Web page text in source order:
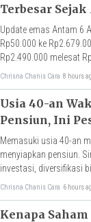
Terbesar Sejak
Update emas Antam 6
Rp50.000 ke
Rp2.490.000 melesat
Rp189.000 tersempit
Chrisna Chanis Cara 8 hours
Usia 40-an
Pensiun, Ini
Memasuki usia 40-an
menyiapkan pensiun.
investasi, diversifikasi
Rhenald Kasali agar
Chrisna Chanis Cara 6 hours
Kenapa